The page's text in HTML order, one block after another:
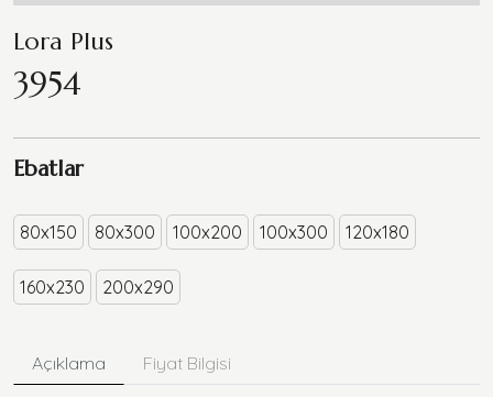
Lora Plus
3954
Ebatlar
80x150 80x300 100x200 100x300 120x180
160x230 200x290
Açıklama Fiyat Bilgisi